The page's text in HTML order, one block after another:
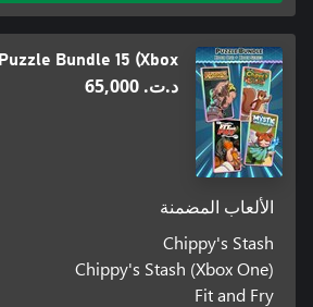
Puzzle Bundle 15 (Xbox)
د.ت.‏ 65,000
الألعاب المضمنة
Chippy's Stash
Chippy's Stash (Xbox One)
Fit and Fry